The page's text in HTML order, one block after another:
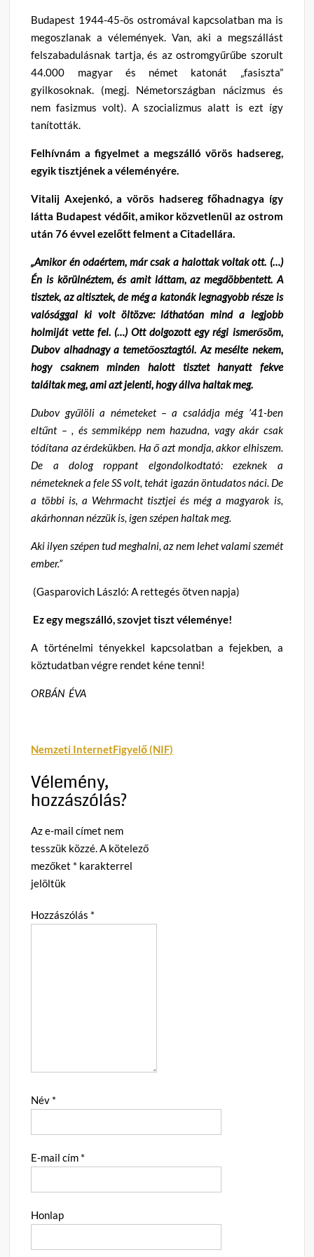
Budapest 1944-45-ös ostromával kapcsolatban ma is
megoszlanak a vélemények. Van, aki a megszállást
felszabadulásnak tartja, és az ostromgyűrűbe szorult
44.000 magyar és német katonát „fasiszta”
gyilkosoknak. (megj. Németországban nácizmus és
nem fasizmus volt). A szocializmus alatt is ezt így
tanították.
Felhívnám a figyelmet a megszálló vörös hadsereg,
egyik tisztjének a véleményére.
Vitalij Axejenkó,a vörös hadsereg főhadnagya így
látta Budapest védőit,amikor közvetlenül az ostrom
után 76 évvel ezelőtt felment a Citadellára.
„Amikor én odaértem, már csak a halottak voltak ott. (…)
Én is körülnéztem, és amit láttam, az megdöbbentett. A
tisztek, az altisztek, de még a katonák legnagyobb része is
valósággal ki volt öltözve: láthatóan mind a legjobb
holmiját vette fel. (…) Ott dolgozott egy régi ismerősöm,
Dubov alhadnagy a temetőosztagtól. Az mesélte nekem,
hogy csaknem minden halott tisztet hanyatt fekve
találtak meg, ami azt jelenti, hogy állva haltak meg.
Dubov gyűlöli a németeket – a családja még ’41-ben
eltűnt – , és semmiképp nem hazudna, vagy akár csak
tódítana az érdekükben. Ha ő azt mondja, akkor elhiszem.
De a dolog roppant elgondolkodtató: ezeknek a
németeknek a fele SS volt, tehát igazán öntudatos náci. De
a többi is, a Wehrmacht tisztjei és még a magyarok is,
akárhonnan nézzük is, igen szépen haltak meg.
Aki ilyen szépen tud meghalni, az nem lehet valami szemét
ember.”
(Gasparovich László: A rettegés ötven napja)
Ez egy megszálló, szovjet tiszt véleménye!
A történelmi tényekkel kapcsolatban a fejekben, a
köztudatban végre rendet kéne tenni!
ORBÁN ÉVA
Nemzeti InternetFigyelő (NIF)
Vélemény,
hozzászólás?
Az e-mail címet nem
tesszük közzé.A kötelező
mezőket * karakterrel
jelöltük
Hozzászólás *
Név *
E-mail cím *
Honlap